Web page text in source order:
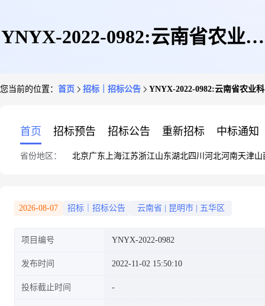
YNYX-2022-0982:云南省农业科
竞争性谈判公告
您当前的位置： 首页 招标｜招标公告 YNYX-2022-0982:云南省农业
首页 招标预告 招标公告 重新招标 中标通知
省份地区： 北京广东 上海江苏浙江山东湖北四川 河北河南天津山
2026-08-07 招标｜招标公告 云南省 昆明市 五华区
项目编号 YNYX-2022-0982
发布时间 2022-11-02 15:50:10
投标截止时间